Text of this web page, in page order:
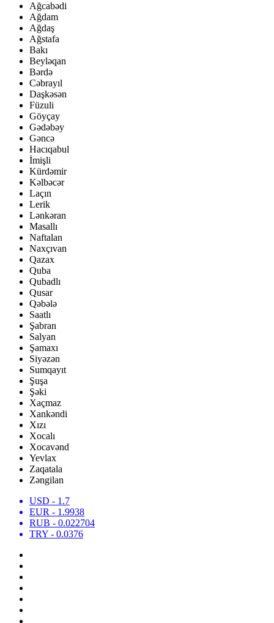
Ağcabədi
Ağdam
Ağdaş
Ağstafa
Bakı
Beyləqan
Bərdə
Cəbrayıl
Daşkəsən
Füzuli
Göyçay
Gədəbəy
Gəncə
Hacıqabul
İmişli
Kürdəmir
Kəlbəcər
Laçın
Lerik
Lənkəran
Masallı
Naftalan
Naxçıvan
Qazax
Quba
Qubadlı
Qusar
Qəbələ
Saatlı
Şabran
Salyan
Şamaxı
Siyəzən
Sumqayıt
Şuşa
Şəki
Xaçmaz
Xankəndi
Xızı
Xocalı
Xocavənd
Yevlax
Zaqatala
Zəngilan
USD - 1.7
EUR - 1.9938
RUB - 0.022704
TRY - 0.0376